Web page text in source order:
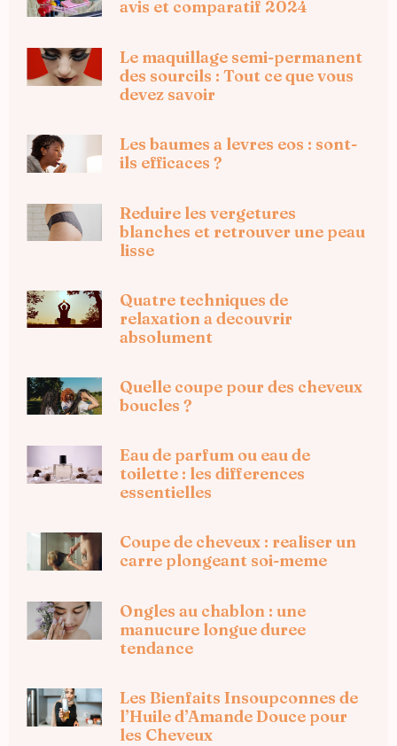
avis et comparatif 2024
Le maquillage semi-permanent
des sourcils : Tout ce que vous
devez savoir
Les baumes a levres eos : sont-
ils efficaces ?
Reduire les vergetures
blanches et retrouver une peau
lisse
Quatre techniques de
relaxation a decouvrir
absolument
Quelle coupe pour des cheveux
boucles ?
Eau de parfum ou eau de
toilette : les differences
essentielles
Coupe de cheveux : realiser un
carre plongeant soi-meme
Ongles au chablon : une
manucure longue duree
tendance
Les Bienfaits Insoupconnes de
l’Huile d’Amande Douce pour
les Cheveux